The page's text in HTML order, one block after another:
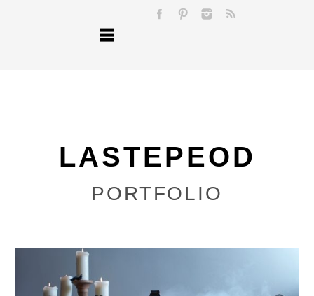
LASTEPEOD
PORTFOLIO